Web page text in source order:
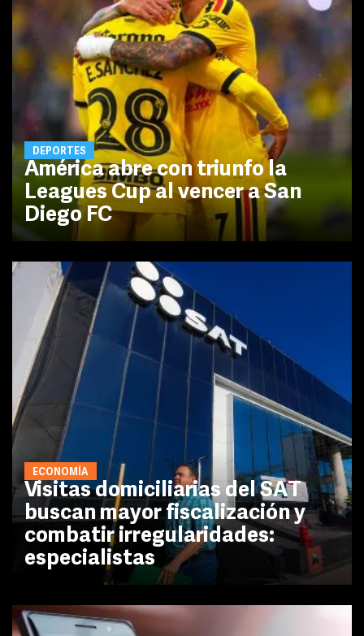
DEPORTES
América abre con triunfo la
Leagues Cup al vencer a San
Diego FC
ECONOMÍA
Visitas domiciliarias del SAT
buscan mayor fiscalización y
combatir irregularidades:
especialistas